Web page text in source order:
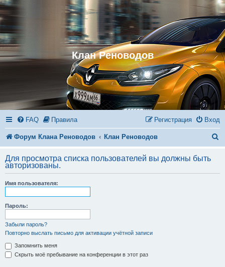
Клан Реноводов
FAQ Правила Вход
Регистрация
Форум Клана Реноводов Клан Реноводов
Для просмотра списка пользователей вы должны быть
авторизованы.
Имя пользователя:
Пароль:
Забыли пароль?
Повторно выслать письмо для активации учётной записи
Запомнить меня
Скрыть моё пребывание на конференции в этот раз